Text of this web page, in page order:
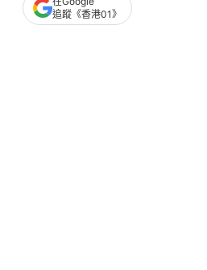
撰文：盧詩文追蹤《香港01》